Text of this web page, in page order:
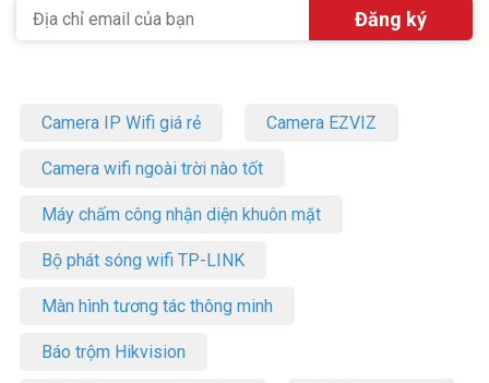
Camera IP Wifi giá rẻ Camera EZVIZ
Camera wifi ngoài trời nào tốt
Máy chấm công nhận diện khuôn mặt
Bộ phát sóng wifi TP-LINK
Màn hình tương tác thông minh
Báo trộm Hikvision